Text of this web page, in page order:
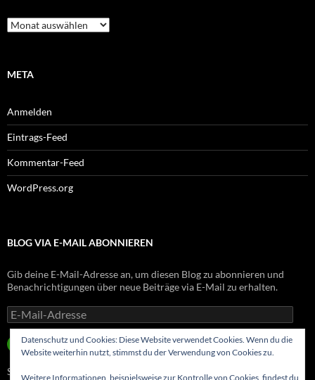
Archiv
META
Anmelden
Eintrags-Feed
Kommentar-Feed
WordPress.org
BLOG VIA E-MAIL ABONNIEREN
Gib deine E-Mail-Adresse an, um diesen Blog zu abonnieren und
Benachrichtigungen über neue Beiträge via E-Mail zu erhalten.
E-
Mail-
Adresse
ABONNIEREN
Schließe dich 8 anderen Abonnenten an
Datenschutz und Cookies: Diese Website verwendet Cookies. Wenn du die
Website weiterhin nutzt, stimmst du der Verwendung von Cookies zu.
Weitere Informationen, beispielsweise zur Kontrolle von Cookies, findest du